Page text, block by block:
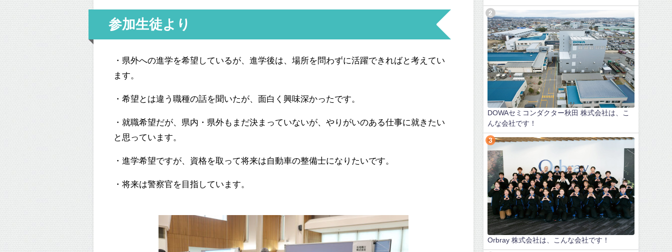
参加生徒より
・県外への進学を希望しているが、進学後は、場所を問わずに活躍できればと考えてい
ます。
・希望とは違う職種の話を聞いたが、面白く興味深かったです。
・就職希望だが、県内・県外もまだ決まっていないが、やりがいのある仕事に就きたい
と思っています。
・進学希望ですが、資格を取って将来は自動車の整備士になりたいです。
・将来は警察官を目指しています。
DOWAセミコンダクター秋田 株式会社は、こ
んな会社です！
Orbray 株式会社は、こんな会社です！